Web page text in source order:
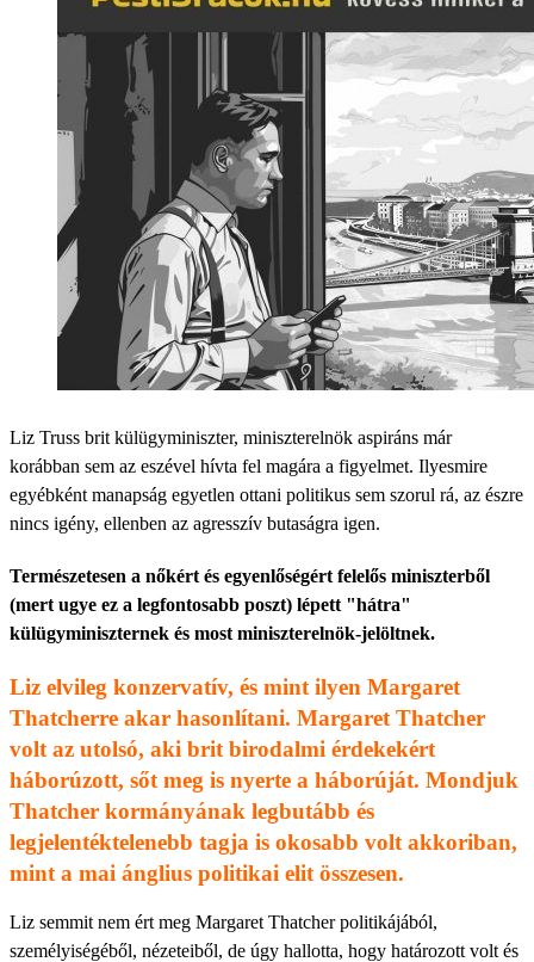
Liz Truss brit külügyminiszter, miniszterelnök aspiráns már
korábban sem az eszével hívta fel magára a figyelmet. Ilyesmire
egyébként manapság egyetlen ottani politikus sem szorul rá, az észre
nincs igény, ellenben az agresszív butaságra igen.
Természetesen a nőkért és egyenlőségért felelős miniszterből
(mert ugye ez a legfontosabb poszt) lépett "hátra"
külügyminiszternek és most miniszterelnök-jelöltnek.
Liz elvileg konzervatív, és mint ilyen Margaret
Thatcherre akar hasonlítani. Margaret Thatcher
volt az utolsó, aki brit birodalmi érdekekért
háborúzott, sőt meg is nyerte a háborúját. Mondjuk
Thatcher kormányának legbutább és
legjelentéktelenebb tagja is okosabb volt akkoriban,
mint a mai ánglius politikai elit összesen.
Liz semmit nem ért meg Margaret Thatcher politikájából,
személyiségéből, nézeteiből, de úgy hallotta, hogy határozott volt és